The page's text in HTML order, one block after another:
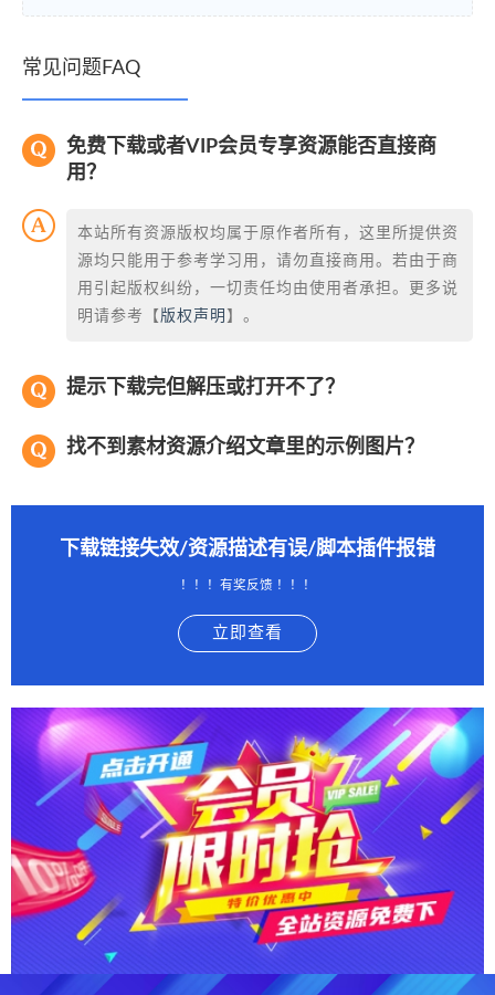
常见问题FAQ
免费下载或者VIP会员专享资源能否直接商
用？
本站所有资源版权均属于原作者所有，这里所提供资
源均只能用于参考学习用，请勿直接商用。若由于商
用引起版权纠纷，一切责任均由使用者承担。更多说
明请参考【 版权声明 】。
提示下载完但解压或打开不了？
找不到素材资源介绍文章里的示例图片？
下载链接失效/资源描述有误/脚本插件报错
！！！有奖反馈 ！！！
立即查看